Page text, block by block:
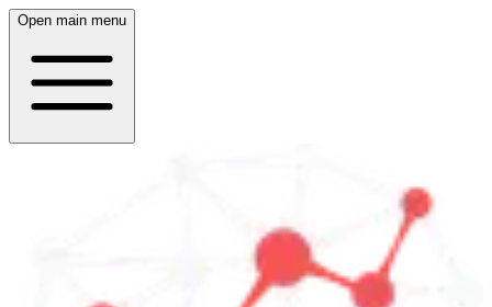
Open main menu